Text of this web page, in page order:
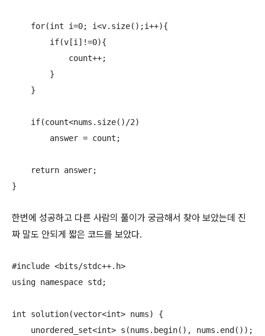
    for(int i=0; i<v.size();i++){
        if(v[i]!=0){
            count++;
        }
    }
    if(count<nums.size()/2)
        answer = count;
    return answer;
한번에 성공하고 다른 사람의 풀이가 궁금해서 찾아 보았는데 진
짜 말도 안되게 짧은 코드를 보았다.
#include <bits/stdc++.h>
using namespace std;
int solution(vector<int> nums) {
    unordered_set<int> s(nums.begin(), nums.end());